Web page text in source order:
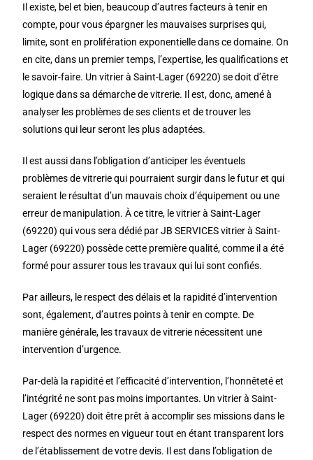
Il existe, bel et bien, beaucoup d’autres facteurs à tenir en
compte, pour vous épargner les mauvaises surprises qui,
limite, sont en prolifération exponentielle dans ce domaine. On
en cite, dans un premier temps, l’expertise, les qualifications et
le savoir-faire. Un vitrier à Saint-Lager (69220) se doit d’être
logique dans sa démarche de vitrerie. Il est, donc, amené à
analyser les problèmes de ses clients et de trouver les
solutions qui leur seront les plus adaptées.
Il est aussi dans l’obligation d’anticiper les éventuels
problèmes de vitrerie qui pourraient surgir dans le futur et qui
seraient le résultat d’un mauvais choix d’équipement ou une
erreur de manipulation. À ce titre, le vitrier à Saint-Lager
(69220) qui vous sera dédié par JB SERVICES vitrier à Saint-
Lager (69220) possède cette première qualité, comme il a été
formé pour assurer tous les travaux qui lui sont confiés.
Par ailleurs, le respect des délais et la rapidité d’intervention
sont, également, d’autres points à tenir en compte. De
manière générale, les travaux de vitrerie nécessitent une
intervention d’urgence.
Par-delà la rapidité et l’efficacité d’intervention, l’honnêteté et
l’intégrité ne sont pas moins importantes. Un vitrier à Saint-
Lager (69220) doit être prêt à accomplir ses missions dans le
respect des normes en vigueur tout en étant transparent lors
de l’établissement de votre devis. Il est dans l’obligation de